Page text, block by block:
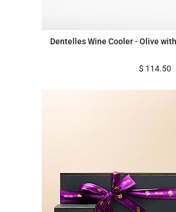
Dentelles Wine Cooler - Olive
$ 114.50